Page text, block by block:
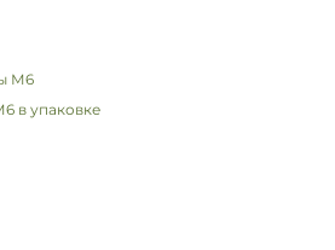
в упаковке